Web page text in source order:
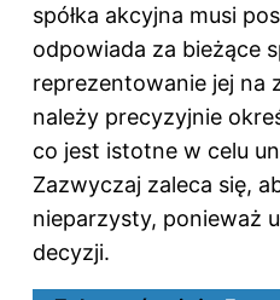
spółka akcyjna musi
odpowiada za bieżące
reprezentowanie jej na
należy precyzyjnie
co jest istotne w celu
Zazwyczaj zaleca się,
nieparzysty, ponieważ
decyzji.